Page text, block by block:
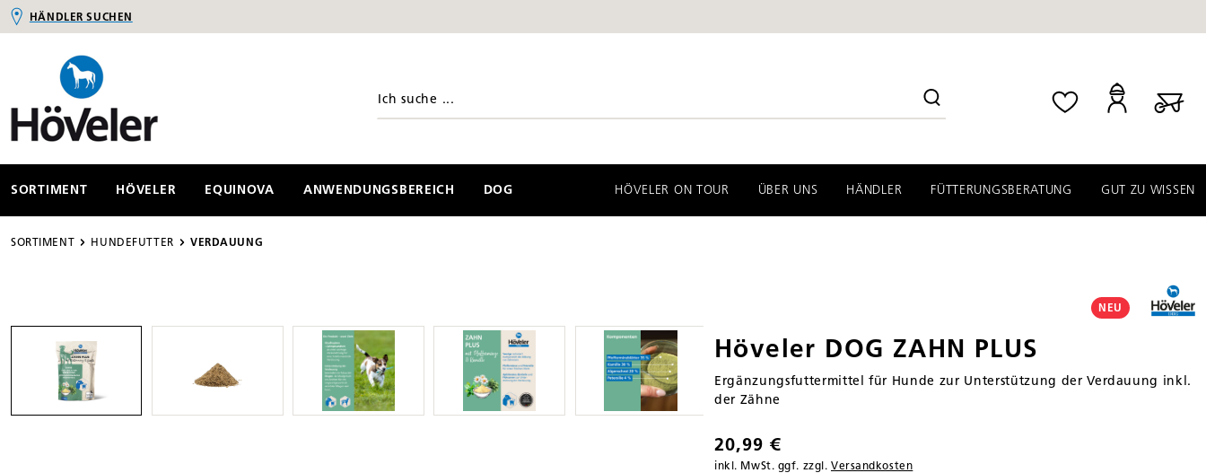
Zur Hauptnavigation springen
HÄNDLER SUCHEN
SORTIMENT HÖVELER EQUINOVA ANWENDUNGSBEREICH DOG HÖVELER ON TOUR ÜBER UNS HÄNDLER FÜTTERUNGSBERATUNG GUT ZU WISSEN
SORTIMENT HUNDEFUTTER VERDAUUNG
NEU
Höveler DOG ZAHN PLUS
Ergänzungsfuttermittel für Hunde zur Unterstützung der Verdauung inkl.
der Zähne
20,99 €
inkl. MwSt. ggf. zzgl. Versandkosten